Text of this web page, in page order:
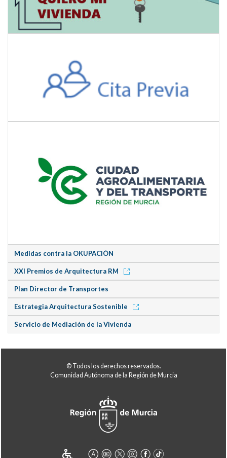
Medidas contra la OKUPACIÓN
XXI Premios de Arquitectura RM
Plan Director de Transportes
Estrategia Arquitectura Sostenible
Servicio de Mediación de la Vivienda
© Todos los derechos reservados.
Comunidad Autónoma de la Región de Murcia